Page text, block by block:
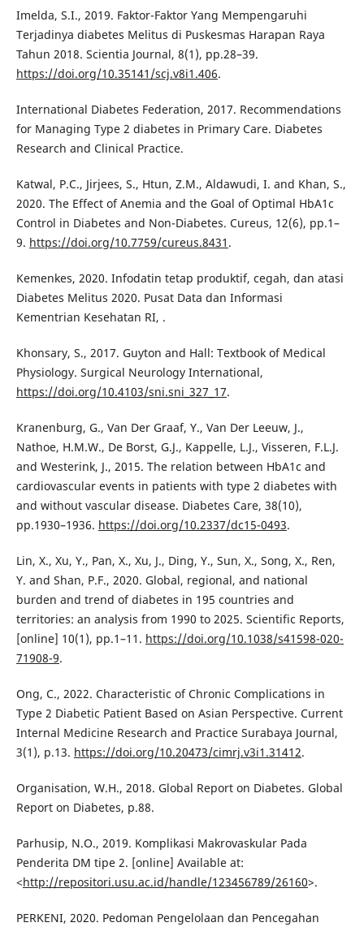
Imelda, S.I., 2019. Faktor-Faktor Yang Mempengaruhi
Terjadinya diabetes Melitus di Puskesmas Harapan Raya
Tahun 2018. Scientia Journal, 8(1), pp.28–39.
https://doi.org/10.35141/scj.v8i1.406.
International Diabetes Federation, 2017. Recommendations
for Managing Type 2 diabetes in Primary Care. Diabetes
Research and Clinical Practice.
Katwal, P.C., Jirjees, S., Htun, Z.M., Aldawudi, I. and Khan, S.,
2020. The Effect of Anemia and the Goal of Optimal HbA1c
Control in Diabetes and Non-Diabetes. Cureus, 12(6), pp.1–
9. https://doi.org/10.7759/cureus.8431 .
Kemenkes, 2020. Infodatin tetap produktif, cegah, dan atasi
Diabetes Melitus 2020. Pusat Data dan Informasi
Kementrian Kesehatan RI, .
Khonsary, S., 2017. Guyton and Hall: Textbook of Medical
Physiology. Surgical Neurology International,
https://doi.org/10.4103/sni.sni_327_17.
Kranenburg, G., Van Der Graaf, Y., Van Der Leeuw, J.,
Nathoe, H.M.W., De Borst, G.J., Kappelle, L.J., Visseren, F.L.J.
and Westerink, J., 2015. The relation between HbA1c and
cardiovascular events in patients with type 2 diabetes with
and without vascular disease. Diabetes Care, 38(10),
pp.1930–1936. https://doi.org/10.2337/dc15-0493.
Lin, X., Xu, Y., Pan, X., Xu, J., Ding, Y., Sun, X., Song, X., Ren,
Y. and Shan, P.F., 2020. Global, regional, and national
burden and trend of diabetes in 195 countries and
territories: an analysis from 1990 to 2025. Scientific Reports,
[online] 10(1), pp.1–11. https://doi.org/10.1038/s41598-020-
71908-9.
Ong, C., 2022. Characteristic of Chronic Complications in
Type 2 Diabetic Patient Based on Asian Perspective. Current
Internal Medicine Research and Practice Surabaya Journal,
3(1), p.13. https://doi.org/10.20473/cimrj.v3i1.31412.
Organisation, W.H., 2018. Global Report on Diabetes. Global
Report on Diabetes, p.88.
Parhusip, N.O., 2019. Komplikasi Makrovaskular Pada
Penderita DM tipe 2. [online] Available at:
<http://repositori.usu.ac.id/handle/123456789/26160>.
PERKENI, 2020. Pedoman Pengelolaan dan Pencegahan